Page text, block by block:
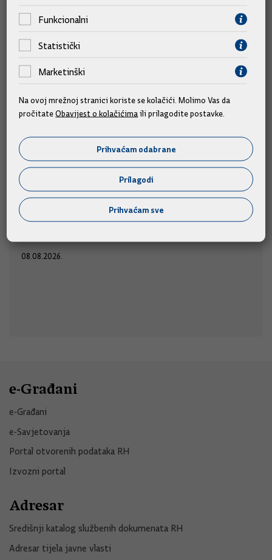
Predsjednik Vlade Plenković na 29. Maratonu
lađa
Predsjednik Vlade Andrej Plenković nazočit će startu
utrke 29. Maratona lađa u Metkoviću,
08.08.2026.
e-Građani
e-Građani
e-Savjetovanja
Portal otvorenih podataka RH
Izvozni portal
Adresar
Središnji katalog službenih dokumenata RH
Adresar tijela javne vlasti
Funkcionalni
Statistički
Marketinški
Na ovoj mrežnoj stranici koriste se kolačići. Molimo Vas da
pročitateObavijest o kolačićimaili prilagodite postavke.
Prihvaćam odabrane
Prilagodi
Prihvaćam sve